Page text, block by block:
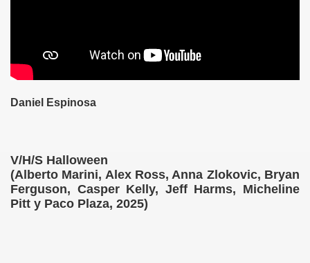
Daniel Espinosa
V/H/S Halloween
(Alberto Marini, Alex Ross, Anna Zlokovic, Bryan
Ferguson, Casper Kelly, Jeff Harms, Micheline
Pitt y Paco Plaza, 2025)